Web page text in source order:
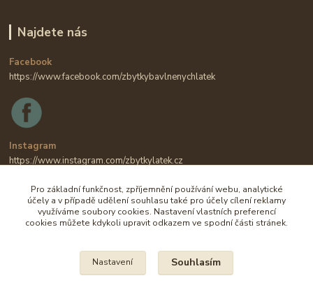
Najdete nás
Facebook
https://www.facebook.com/zbytkybavlnenychlatek
Instagram
https://www.instagram.com/zbytkylatek.cz
Pro základní funkčnost, zpříjemnění používání webu, analytické
účely a v případě udělení souhlasu také pro účely cílení reklamy
využíváme soubory cookies. Nastavení vlastních preferencí
cookies můžete kdykoli upravit odkazem ve spodní části stránek.
Nastavení Souhlasím